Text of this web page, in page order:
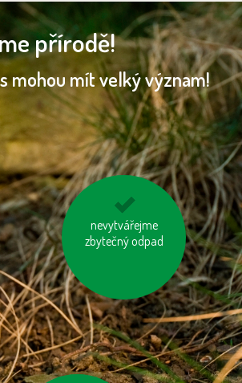
přírodě!
mohou mít velký význam!
nevytvářejme
zbytečný odpad
používejme úsporné
baterie